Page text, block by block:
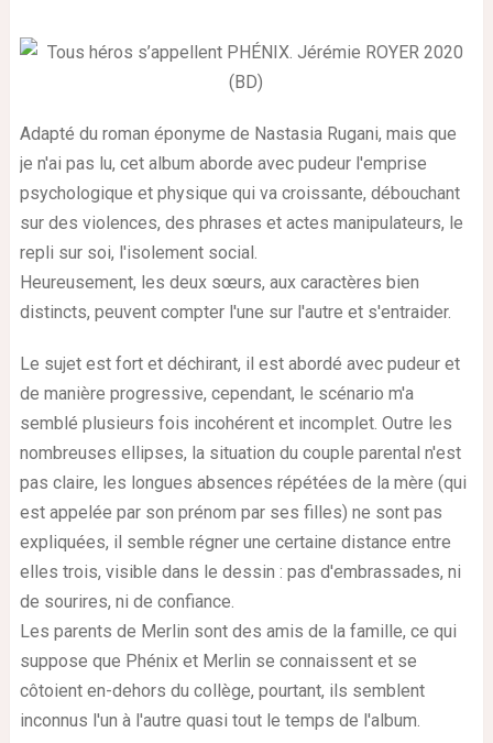
Adapté du roman éponyme de Nastasia Rugani, mais que
je n'ai pas lu, cet album aborde avec pudeur l'emprise
psychologique et physique qui va croissante, débouchant
sur des violences, des phrases et actes manipulateurs, le
repli sur soi, l'isolement social.
Heureusement, les deux sœurs, aux caractères bien
distincts, peuvent compter l'une sur l'autre et s'entraider.
Le sujet est fort et déchirant, il est abordé avec pudeur et
de manière progressive, cependant, le scénario m'a
semblé plusieurs fois incohérent et incomplet. Outre les
nombreuses ellipses, la situation du couple parental n'est
pas claire, les longues absences répétées de la mère (qui
est appelée par son prénom par ses filles) ne sont pas
expliquées, il semble régner une certaine distance entre
elles trois, visible dans le dessin : pas d'embrassades, ni
de sourires, ni de confiance.
Les parents de Merlin sont des amis de la famille, ce qui
suppose que Phénix et Merlin se connaissent et se
côtoient en-dehors du collège, pourtant, ils semblent
inconnus l'un à l'autre quasi tout le temps de l'album.